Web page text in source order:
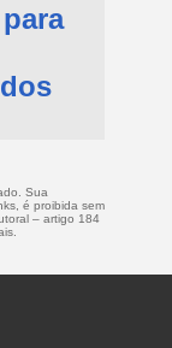
Sua
é proibida sem
– artigo 184